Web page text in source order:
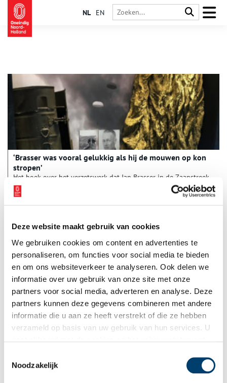
Deze website maakt gebruik van cookies
We gebruiken cookies om content en advertenties te
personaliseren, om functies voor social media te bieden
en om ons websiteverkeer te analyseren. Ook delen we
informatie over uw gebruik van onze site met onze
partners voor social media, adverteren en analyse. Deze
partners kunnen deze gegevens combineren met andere
informatie die u aan ze heeft verstrekt of die ze hebben
verzameld op basis van uw gebruik van hun services. U
Noodzakelijk
NL EN
‘Brasser was vooral gelukkig als hij de mouwen op kon
stropen’
Het boek over het verzetswerk dat Jan Brasser in de Zaanstreek
pleegde, kon verschijnen dankzij een financiële bijdrage van
Tata Steel, de huidige eigenaar van Hoogovens, waar Brasser
voor en tijdens de oorlog als smelter werkte. Auteur Filip
Jan Brasser: de onvermoeibare verzetsman uit de
Zaanstreek
Jan Brasser (1908-1991), die in de Tweede Wereldoorlog onder
Verzetsmuseum werkt, schreef er een boek over.